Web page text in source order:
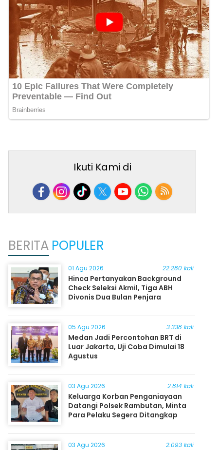
Ikuti Kami di
BERITA POPULER
01 Agu 2026 22.280 kali
Hinca Pertanyakan Background
Check Seleksi Akmil, Tiga ABH
Divonis Dua Bulan Penjara
05 Agu 2026 3.338 kali
Medan Jadi Percontohan BRT di
Luar Jakarta, Uji Coba Dimulai 18
Agustus
03 Agu 2026 2.814 kali
Keluarga Korban Penganiayaan
Datangi Polsek Rambutan, Minta
Para Pelaku Segera Ditangkap
03 Agu 2026 2.093 kali